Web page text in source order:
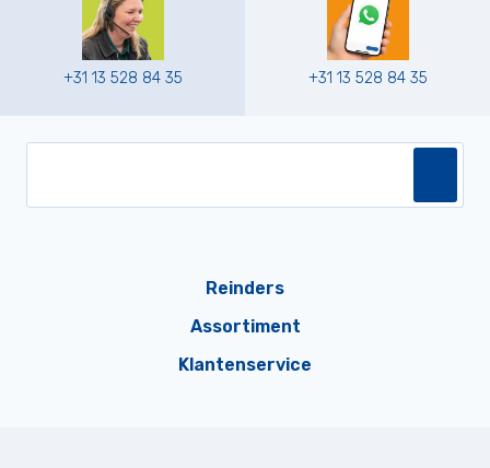
+31 13 528 84 35 +31 13 528 84 35
Reinders
Assortiment
Klantenservice